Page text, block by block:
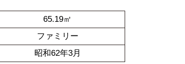
65.19㎡
ファミリー
昭和62年3月